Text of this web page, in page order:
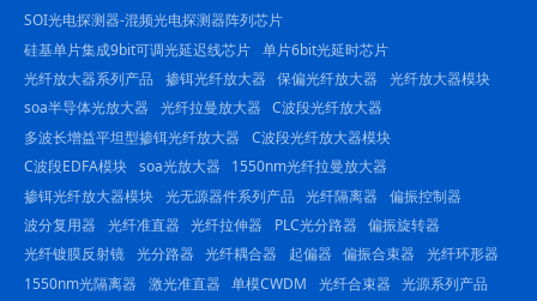
SOI光电探测器-混频光电探测器阵列芯片
硅基单片集成9bit可调光延迟线芯片 单片6bit光延时芯片
光纤放大器系列产品
掺铒光纤放大器 保偏光纤放大器
光纤放大器模块
soa半导体光放大器
光纤拉曼放大器 C波段光纤放大器
多波长增益平坦型掺铒光纤放大器
C波段光纤放大器模块
C波段EDFA模块 soa光放大器
1550nm光纤拉曼放大器
掺铒光纤放大器模块 光无源器件系列产品 光纤隔离器
偏振控制器
波分复用器
光纤准直器 光纤拉伸器 PLC光分路器
偏振旋转器
光纤镀膜反射镜 光分路器 光纤耦合器 起偏器 偏振合束器
光纤环形器
1550nm光隔离器
激光准直器 单模CWDM 光纤合束器
光源系列产品